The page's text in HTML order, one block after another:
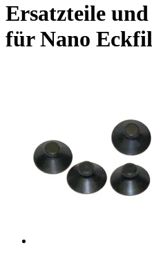
Ersatzteile
für Nano